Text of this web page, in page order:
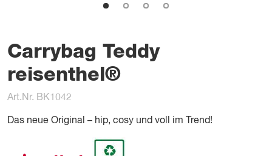
Carrybag Teddy
reisenthel®
Art.Nr. BK1042
Das neue Original – hip, cosy und voll im Trend!